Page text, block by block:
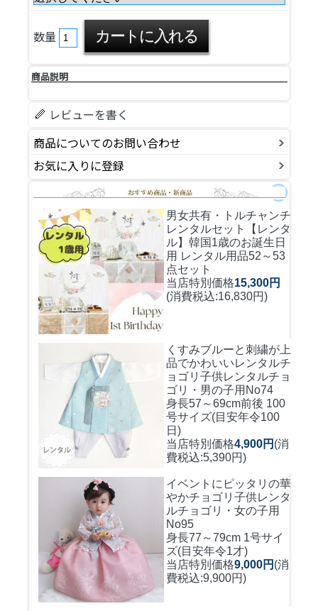
数量
商品説明
レビューを書く
商品についてのお問い合わせ
お気に入りに登録
男女共有・トルチャンチ
レンタルセット
【レンタ
ル】韓国1歳のお誕生日
用 レンタル用品52～53
点セット
当店特別価格15,300円
(消費税込:16,830円)
くすみブルーと刺繍が上
品でかわいいレンタルチ
ョゴリ 子供レンタルチョ
ゴリ・男の子用No74
身長57～69cm前後 100
号サイズ(目安年令100
日)
当店特別価格4,900円 (消
費税込:5,390円)
イベントにピッタリの華
やかチョゴリ 子供レンタ
ルチョゴリ・女の子用
No95
身長77～79cm 1号サイ
ズ(目安年令1才)
当店特別価格9,000円 (消
費税込:9,900円)